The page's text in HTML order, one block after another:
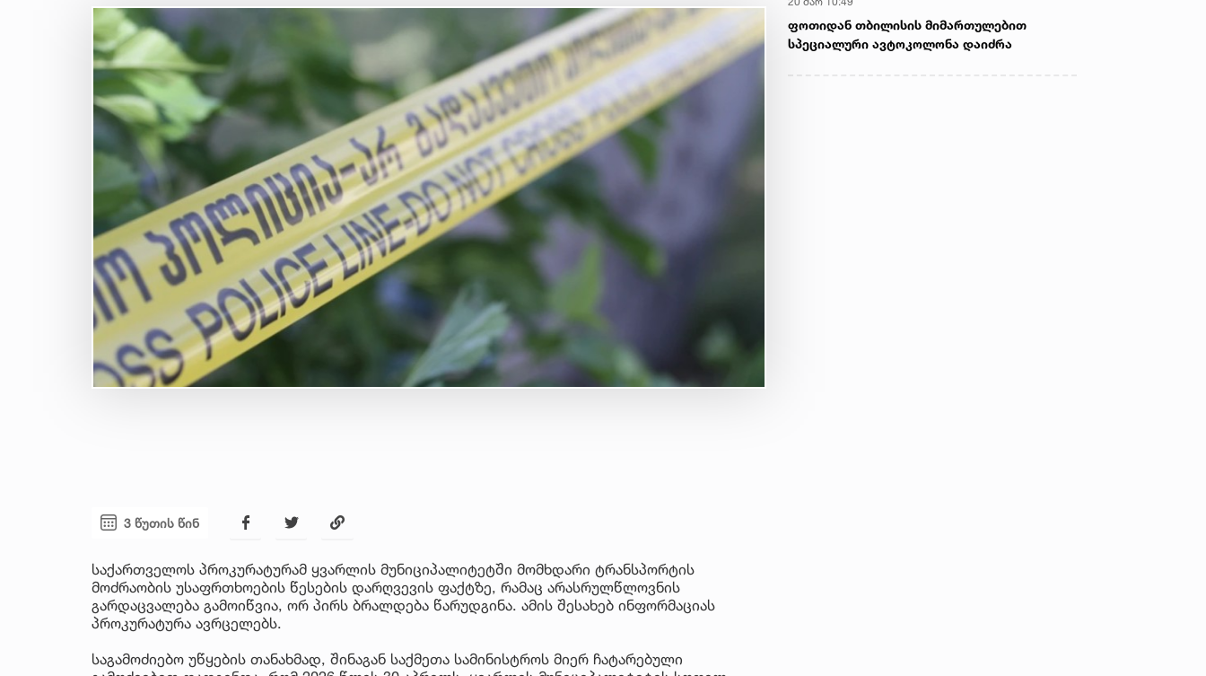
3 წუთის წინ
საქართველოს პროკურატურამ ყვარლის მუნიციპალიტეტში მომხდარი ტრანსპორტის
მოძრაობის უსაფრთხოების წესების დარღვევის ფაქტზე, რამაც არასრულწლოვნის
გარდაცვალება გამოიწვია, ორ პირს ბრალდება წარუდგინა. ამის შესახებ ინფორმაციას
პროკურატურა ავრცელებს.
საგამოძიებო უწყების თანახმად, შინაგან საქმეთა სამინისტროს მიერ ჩატარებული
ფოთიდან თბილისის მიმართულებით
სპეციალური ავტოკოლონა დაიძრა